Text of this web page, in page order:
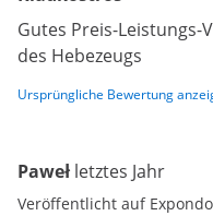
Gutes Preis-Leistungs-
des Hebezeugs
Ursprüngliche Bewertung
Paweł letztes Jahr
Veröffentlicht auf